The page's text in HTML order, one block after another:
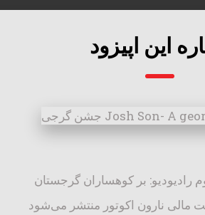
این اپیزود
رادیو‌دیو: بر کوهساران گرجستان